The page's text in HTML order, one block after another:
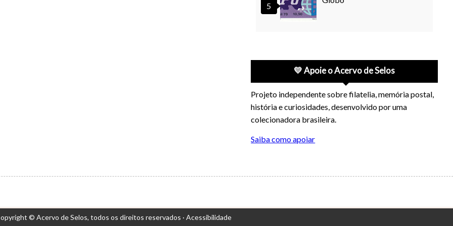
💛 Apoie o Acervo de Selos
Projeto independente sobre filatelia, memória postal,
história e curiosidades, desenvolvido por uma
colecionadora brasileira.
Saiba como apoiar
© Acervo de Selos, todos os direitos reservados · Acessibilidade